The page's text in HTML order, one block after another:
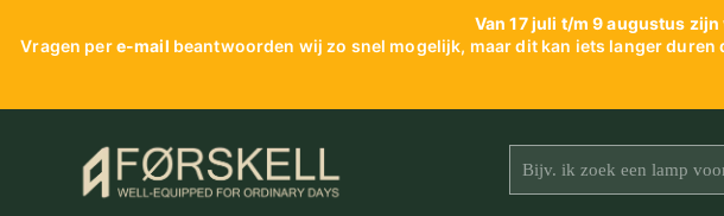
Van 17 juli t/m 9 augustus
Vragen pere-mail beantwoorden wij zo snel mogelijk, maar dit kan iets langer